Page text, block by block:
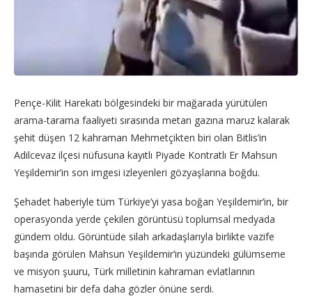
Pençe-Kilit Harekatı bölgesindeki bir mağarada yürütülen
arama-tarama faaliyeti sırasında metan gazına maruz kalarak
şehit düşen 12 kahraman Mehmetçikten biri olan Bitlis’in
Adilcevaz ilçesi nüfusuna kayıtlı Piyade Kontratlı Er Mahsun
Yeşildemir’in son imgesi izleyenleri gözyaşlarına boğdu.
Şehadet haberiyle tüm Türkiye’yi yasa boğan Yeşildemir’in, bir
operasyonda yerde çekilen görüntüsü toplumsal medyada
gündem oldu. Görüntüde silah arkadaşlarıyla birlikte vazife
başında görülen Mahsun Yeşildemir’in yüzündeki gülümseme
ve misyon şuuru, Türk milletinin kahraman evlatlarının
hamasetini bir defa daha gözler önüne serdi.